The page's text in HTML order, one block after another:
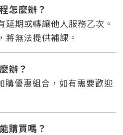
怎麼辦？
期或轉讓他人服務乙次。
將無法提供補課。
辦？
購優惠組合，如有需要歡迎
購買嗎？